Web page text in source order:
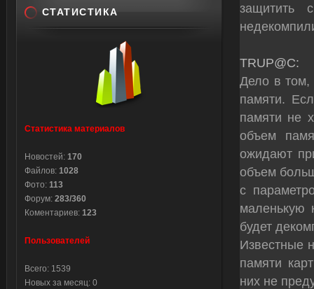
защитить
TRUP@C:
Дело в том,
памяти.
памяти не
объем
ожидают
объем
с
маленькую
будет
Известные
памяти
них не
СТАТИСТИКА
Статистика материалов
Новостей: 170
Файлов: 1028
Фото: 113
Форум: 283/360
Коментариев: 123
Пользователей
Всего: 1539
Новых за месяц: 0